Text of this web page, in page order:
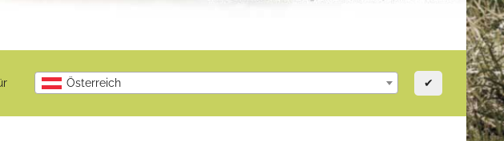
Österreich ✔